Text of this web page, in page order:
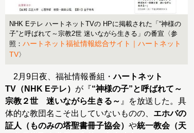
NHK Eテレ ハートネットTVの HPに掲載された「“神様の
子”と呼ばれて～宗教2世 迷いながら生きる」の番宣〈参
照： ハートネット福祉情報総合サイト｜ハートネット
TV〉
2月9日夜、福祉情報番組・ハートネット
TV（NHK Eテレ） が『“神様の子”と呼ばれて～
宗教２世 迷いながら生きる～ 』を放送した。具
体的な教団名こそ出していないものの、 エホバの
証人（ものみの塔聖書冊子協会） や統一教会（天